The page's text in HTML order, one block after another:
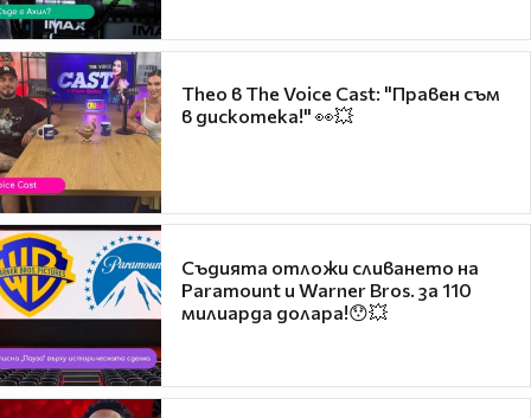
Theo в The Voice Cast: "Правен съм
в дискотека!" 👀💥
Съдията отложи сливането на
Paramount и Warner Bros. за 110
милиарда долара!😯💥